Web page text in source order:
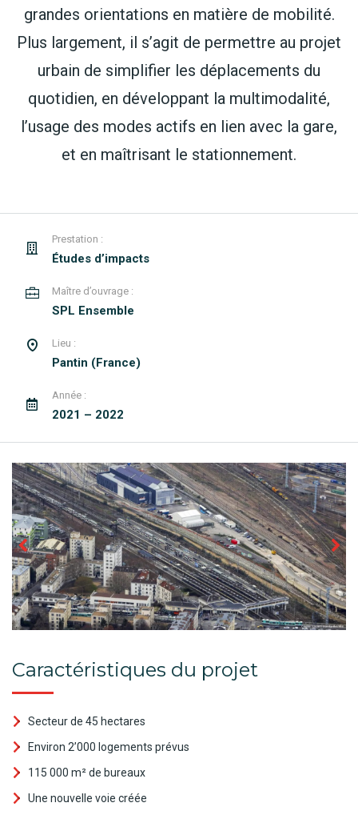
grandes orientations en matière de mobilité.
Plus largement, il s’agit de permettre au projet
urbain de simplifier les déplacements du
quotidien, en développant la multimodalité,
l’usage des modes actifs en lien avec la gare,
et en maîtrisant le stationnement.
Prestation :
Études d’impacts
Maître d’ouvrage :
SPL Ensemble
Lieu :
Pantin (France)
Année :
2021 – 2022
Caractéristiques du projet
Secteur de 45 hectares
Environ 2’000 logements prévus
115 000 m² de bureaux
Une nouvelle voie créée